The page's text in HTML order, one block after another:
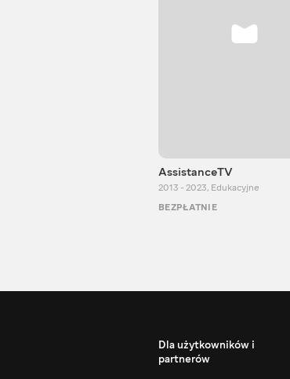
AssistanceTV
2013 - 2023, Edukacyjne
BEZPŁATNIE
Dla użytkowników i
partnerów